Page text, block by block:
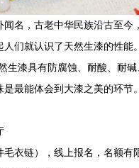
名，古老中华民族沿古至今
们就认识了天然生漆的性能
漆具有防腐蚀、耐酸、耐
最能体会到大漆之美的环节
衣链），线上报名，名额有